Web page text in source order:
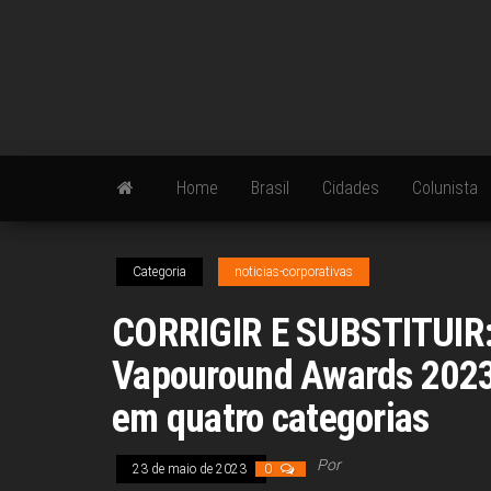
Home Brasil Cidades Colunista
Categoria noticias-corporativas
CORRIGIR E
Vapouround Awards
em quatro categorias
23 de maio de 2023 0 Por